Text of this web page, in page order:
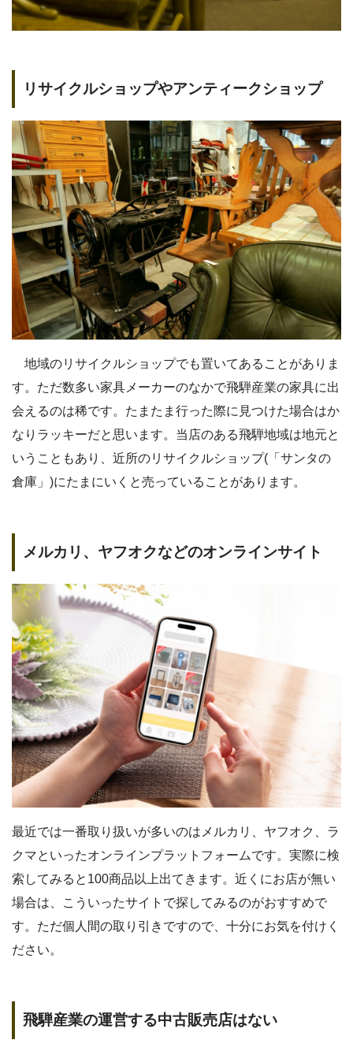
リサイクルショップやアンティークショップ
地域のリサイクルショップでも置いてあることがありま
す。ただ数多い家具メーカーのなかで飛騨産業の家具に出
会えるのは稀です。たまたま行った際に見つけた場合はか
なりラッキーだと思います。当店のある飛騨地域は地元と
いうこともあり、近所のリサイクルショップ(「サンタの
倉庫」)にたまにいくと売っていることがあります。
メルカリ、ヤフオクなどのオンラインサイト
最近では一番取り扱いが多いのはメルカリ、ヤフオク、ラ
クマといったオンラインプラットフォームです。実際に検
索してみると100商品以上出てきます。近くにお店が無い
場合は、こういったサイトで探してみるのがおすすめで
す。ただ個人間の取り引きですので、十分にお気を付けく
ださい。
飛騨産業の運営する中古販売店はない